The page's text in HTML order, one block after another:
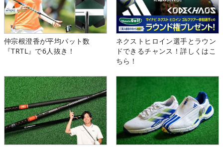
仲宗根澄香が平均パット数
『TRTL』で6人抜き！
ネクストヒロイン選手とラウン
ドできるチャンス！詳しくはこ
ちら！